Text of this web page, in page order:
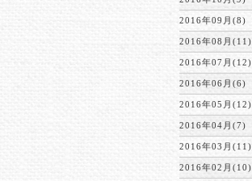
2016年09月(8)
2016年08月(11)
2016年07月(12)
2016年06月(6)
2016年05月(12)
2016年04月(7)
2016年03月(11)
2016年02月(10)